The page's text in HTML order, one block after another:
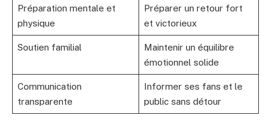
Préparation mentale et
physique
Préparer un retour fort
et victorieux
Soutien familial
Maintenir un équilibre
émotionnel solide
Communication
transparente
Informer ses fans et le
public sans détour